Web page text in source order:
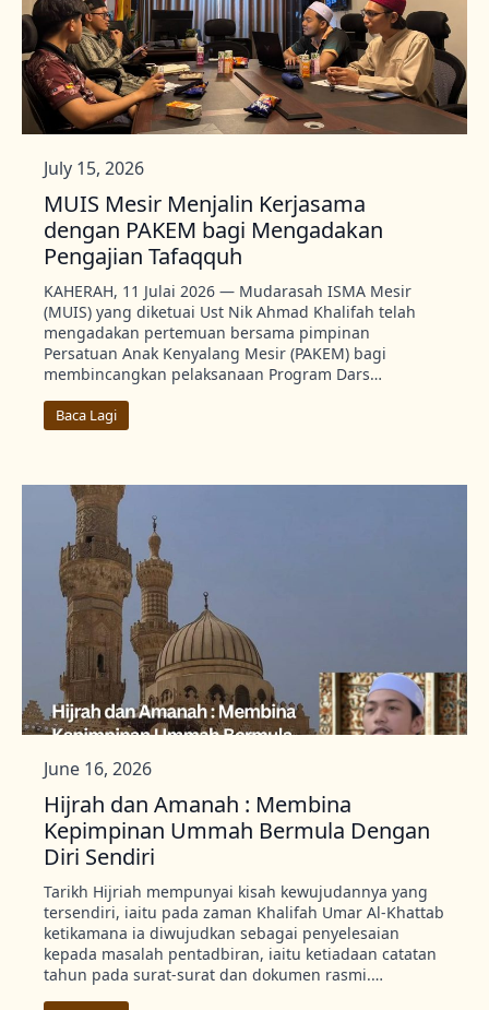
MUIS Mesir Menjalin Kerjasama
dengan PAKEM bagi Mengadakan
Pengajian Tafaqquh
July 15, 2026
KAHERAH, 11 Julai 2026 — Mudarasah ISMA Mesir
(MUIS) yang diketuai Ust Nik Ahmad Khalifah telah
mengadakan pertemuan bersama pimpinan
Persatuan Anak Kenyalang Mesir (PAKEM) bagi
membincangkan pelaksanaan Program Dars…
Baca Lagi
Hijrah dan Amanah : Membina
Kepimpinan Ummah Bermula Dengan
Diri Sendiri
June 16, 2026
Tarikh Hijriah mempunyai kisah kewujudannya yang
tersendiri, iaitu pada zaman Khalifah Umar Al-Khattab
ketikamana ia diwujudkan sebagai penyelesaian
kepada masalah pentadbiran, iaitu ketiadaan catatan
tahun pada surat-surat dan dokumen rasmi.…